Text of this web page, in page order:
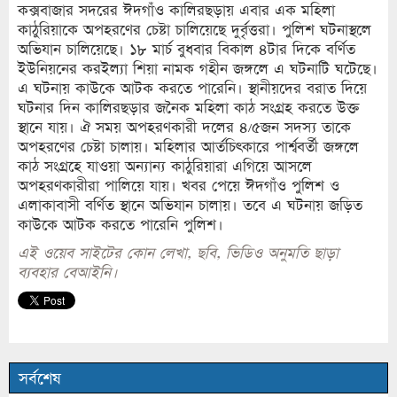
কক্সবাজার সদরের ঈদগাঁও কালিরছড়ায় এবার এক মহিলা
কাঠুরিয়াকে অপহরণের চেষ্টা চালিয়েছে দুর্বৃত্তরা। পুলিশ ঘটনাস্থলে
অভিযান চালিয়েছে। ১৮ মার্চ বুধবার বিকাল ৪টার দিকে বর্ণিত
ইউনিয়নের করইল্যা শিয়া নামক গহীন জঙ্গলে এ ঘটনাটি ঘটেছে।
এ ঘটনায় কাউকে আটক করতে পারেনি। স্থানীয়দের বরাত দিয়ে
ঘটনার দিন কালিরছড়ার জনৈক মহিলা কাঠ সংগ্রহ করতে উক্ত
স্থানে যায়। ঐ সময় অপহরণকারী দলের ৪/৫জন সদস্য তাকে
অপহরণের চেষ্টা চালায়। মহিলার আর্তচিৎকারে পার্শ্ববর্তী জঙ্গলে
কাঠ সংগ্রহে যাওয়া অন্যান্য কাঠুরিয়ারা এগিয়ে আসলে
অপহরণকারীরা পালিয়ে যায়। খবর পেয়ে ঈদগাঁও পুলিশ ও
এলাকাবাসী বর্ণিত স্থানে অভিযান চালায়। তবে এ ঘটনায় জড়িত
কাউকে আটক করতে পারেনি পুলিশ।
এই ওয়েব সাইটের কোন লেখা, ছবি, ভিডিও অনুমতি ছাড়া
ব্যবহার বেআইনি।
সর্বশেষ